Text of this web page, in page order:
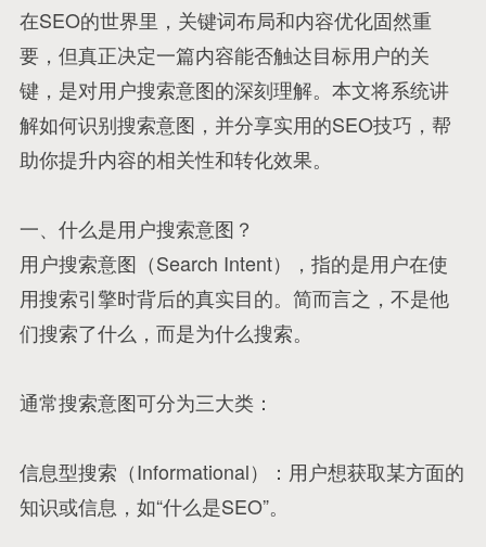
在SEO的世界里，关键词布局和内容优化固然重
要，但真正决定一篇内容能否触达目标用户的关
键，是对用户搜索意图的深刻理解。本文将系统讲
解如何识别搜索意图，并分享实用的SEO技巧，帮
助你提升内容的相关性和转化效果。
一、什么是用户搜索意图？
用户搜索意图（Search Intent），指的是用户在使
用搜索引擎时背后的真实目的。简而言之，不是他
们搜索了什么，而是为什么搜索。
通常搜索意图可分为三大类：
信息型搜索（Informational）：用户想获取某方面的
知识或信息，如“什么是SEO”。